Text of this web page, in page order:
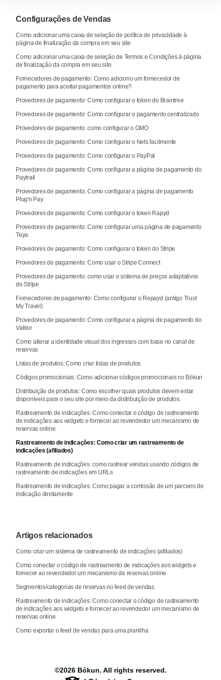
Configurações de Vendas
Como adicionar uma caixa de seleção de política de privacidade à
página de finalização da compra em seu site
Como adicionar uma caixa de seleção de Termos e Condições à página
de finalização da compra em seu site.
Fornecedores de pagamento: Como adiciono um fornecedor de
pagamento para aceitar pagamentos online?
Provedores de pagamento: Como configurar o token do Braintree
Provedores de pagamento: Como configurar o pagamento centralizado
Provedores de pagamento: como configurar o GMO
Provedores de pagamento: Como configurar o Nets facilmente
Provedores de pagamento: Como configurar o PayPal
Provedores de pagamento: Como configurar a página de pagamento do
Paytrail
Provedores de pagamento: Como configurar a página de pagamento
Plug'n Pay
Provedores de pagamento: Como configurar o token Rapyd
Provedores de pagamento: Como configurar uma página de pagamento
Teya
Provedores de pagamento: Como configurar o token do Stripe
Provedores de pagamento: Como usar o Stripe Connect
Provedores de pagamento: como usar o sistema de preços adaptativos
do Stripe
Fornecedores de pagamento: Como configurar o Repayd (antigo Trust
My Travel)
Provedores de pagamento: Como configurar a página de pagamento do
Valitor
Como alterar a identidade visual dos ingressos com base no canal de
reservas
Listas de produtos: Como criar listas de produtos
Códigos promocionais: Como adicionar códigos promocionais no Bókun
Distribuição de produtos: Como escolher quais produtos devem estar
disponíveis para o seu site por meio da distribuição de produtos.
Rastreamento de indicações: Como conectar o código de rastreamento
de indicações aos widgets e fornecer ao revendedor um mecanismo de
reservas online.
Rastreamento de indicações: Como criar um rastreamento de
indicações (afiliados)
Rastreamento de indicações: como rastrear vendas usando códigos de
rastreamento de indicações em URLs
Rastreamento de indicações: Como pagar a comissão de um parceiro de
indicação diretamente
Artigos relacionados
Como criar um sistema de rastreamento de indicações (afiliados)
Como conectar o código de rastreamento de indicações aos widgets e
fornecer ao revendedor um mecanismo de reservas online
Segmentos/categorias de reservas no feed de vendas
Rastreamento de indicações: Como conectar o código de rastreamento
de indicações aos widgets e fornecer ao revendedor um mecanismo de
reservas online.
Como exportar o feed de vendas para uma planilha
©2026 Bókun. All rights reserved.